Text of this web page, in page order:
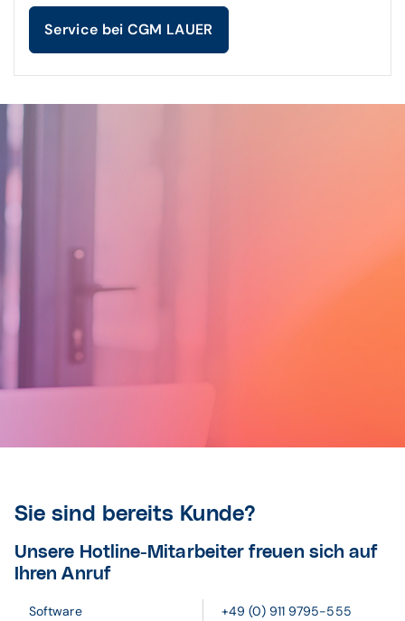
Service bei CGM LAUER
Sie sind bereits Kunde?
Unsere Hotline-Mitarbeiter freuen sich auf
Ihren Anruf
Software
+49 (0) 911 9795-555